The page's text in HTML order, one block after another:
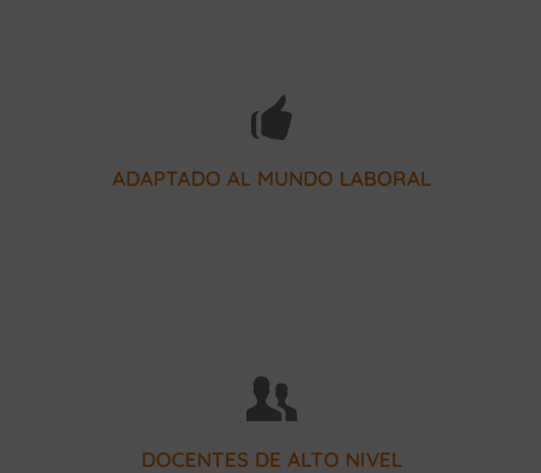
ADAPTADO AL MUNDO LABORAL
empresas del sector
DOCENTES DE ALTO NIVEL
matriculados desde 1970